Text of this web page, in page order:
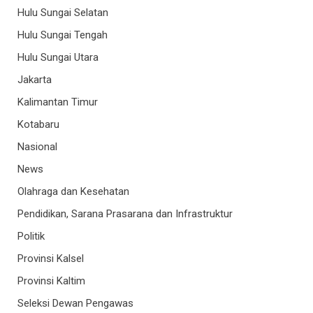
Hulu Sungai Selatan
Hulu Sungai Tengah
Hulu Sungai Utara
Jakarta
Kalimantan Timur
Kotabaru
Nasional
News
Olahraga dan Kesehatan
Pendidikan, Sarana Prasarana dan Infrastruktur
Politik
Provinsi Kalsel
Provinsi Kaltim
Seleksi Dewan Pengawas